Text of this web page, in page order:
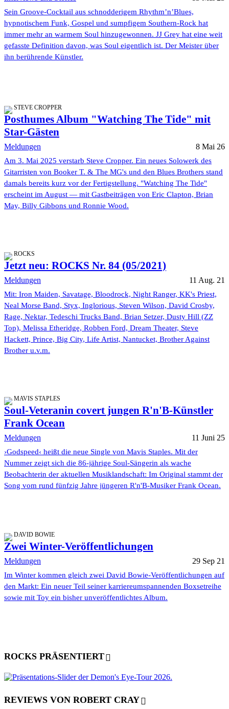
Sein Groove-Cocktail aus schnodderigem Rhythm’n’Blues,
hypnotischem Funk, Gospel und sumpfigem Southern-Rock hat
immer mehr an warmem Soul hinzugewonnen. JJ Grey hat eine weit
gefasste Definition davon, was Soul eigentlich ist. Der Meister über
ihn berührende Künstler.
STEVE CROPPER
Posthumes Album "Watching The Tide" mit
Star-Gästen
Meldungen 8 Mai 26
Am 3. Mai 2025 verstarb Steve Cropper. Ein neues Solowerk des
Gitarristen von Booker T. & The MG's und den Blues Brothers stand
damals bereits kurz vor der Fertigstellung. "Watching The Tide"
erscheint im August — mit Gastbeiträgen von Eric Clapton, Brian
May, Billy Gibbons und Ronnie Wood.
ROCKS
Jetzt neu: ROCKS Nr. 84 (05/2021)
Meldungen 11 Aug. 21
Mit: Iron Maiden, Savatage, Bloodrock, Night Ranger, KK's Priest,
Neal Morse Band, Styx, Inglorious, Steven Wilson, David Crosby,
Rage, Nektar, Tedeschi Trucks Band, Brian Setzer, Dusty Hill (ZZ
Top), Melissa Etheridge, Robben Ford, Dream Theater, Steve
Hackett, Prince, Big City, Life Artist, Nantucket, Brother Against
Brother u.v.m.
MAVIS STAPLES
Soul-Veteranin covert jungen R'n'B-Künstler
Frank Ocean
Meldungen 11 Juni 25
›Godspeed‹ heißt die neue Single von Mavis Staples. Mit der
Nummer zeigt sich die 86-jährige Soul-Sängerin als wache
Beobachterin der aktuellen Musiklandschaft: Im Original stammt der
Song vom rund fünfzig Jahre jüngeren R'n'B-Musiker Frank Ocean.
DAVID BOWIE
Zwei Winter-Veröffentlichungen
Meldungen 29 Sep 21
Im Winter kommen gleich zwei David Bowie-Veröffentlichungen auf
den Markt: Ein neuer Teil seiner karriereumspannenden Boxsetreihe
sowie mit Toy ein bisher unveröffentlichtes Album.
ROCKS PRÄSENTIERT
REVIEWS VON ROBERT CRAY